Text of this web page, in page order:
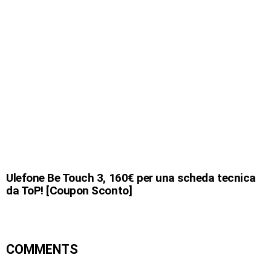
Ulefone Be Touch 3, 160€ per una scheda tecnica
da ToP! [Coupon Sconto]
COMMENTS